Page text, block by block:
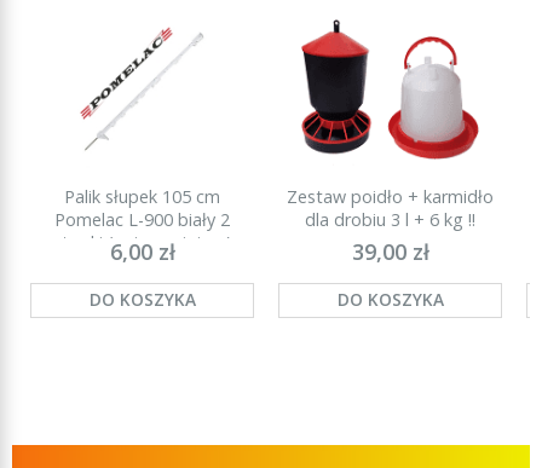
Palik słupek 105 cm
Pomelac L-900 biały 2
stopki (najmocniejszy)
6,00 zł
DO KOSZYKA
Zestaw poidło + karmidło
dla drobiu 3 l + 6 kg !!
39,00 zł
DO KOSZYKA